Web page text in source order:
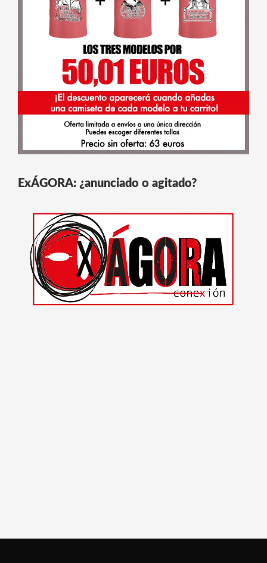
ExÁGORA: ¿anunciado o agitado?